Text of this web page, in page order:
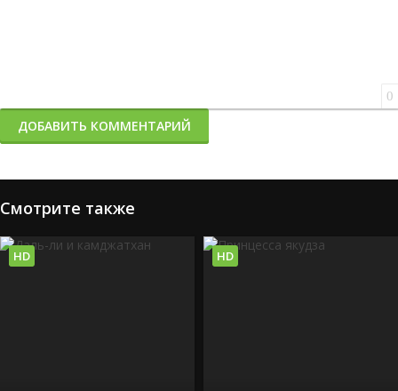
0
ДОБАВИТЬ КОММЕНТАРИЙ
Смотрите также
HD HD